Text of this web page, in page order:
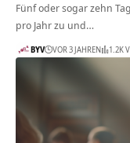
Fünf oder sogar zehn
pro Jahr zu und…
BYV VOR 3 JAHREN 1.2K